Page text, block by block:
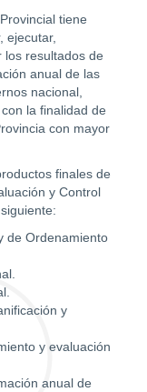
tiene
ejecutar,
los resultados de
anual de las
nacional,
la finalidad de
con mayor
finales de
y Control
de Ordenamiento
y
y evaluación
anual de